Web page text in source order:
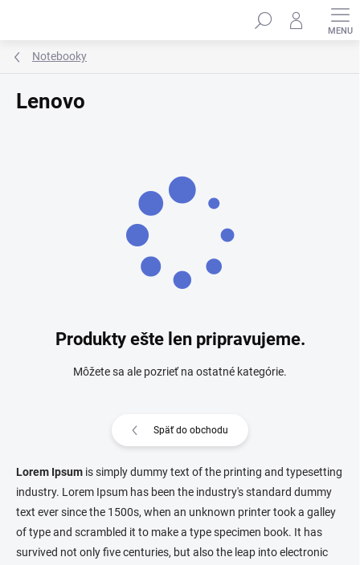
Hľadať
Notebooky
Lenovo
Produkty ešte len pripravujeme.
Môžete sa ale pozrieť na ostatné kategórie.
Späť do obchodu
Lorem Ipsum is simply dummy text of the printing and typesetting
industry. Lorem Ipsum has been the industry's standard dummy
text ever since the 1500s, when an unknown printer took a galley
of type and scrambled it to make a type specimen book. It has
survived not only five centuries, but also the leap into electronic